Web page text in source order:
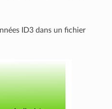
ID3 dans un fichier